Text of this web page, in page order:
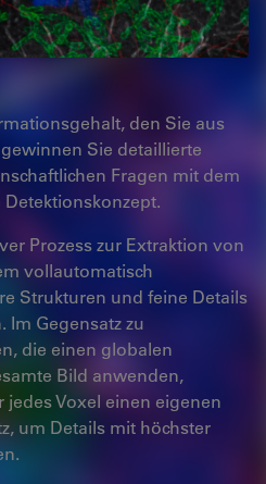
den Sie aus
Sie detaillierte
Fragen mit dem
Prozess zur Extraktion von
vollautomatisch
Strukturen und feine Details
Im Gegensatz zu
die einen globalen
Bild anwenden,
jedes Voxel einen eigenen
um Details mit höchster